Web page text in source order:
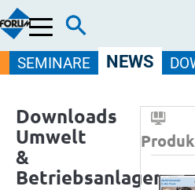
Menü
SEMINARE NEWS
Downloads
Umwelt
&
Betriebsanlagen